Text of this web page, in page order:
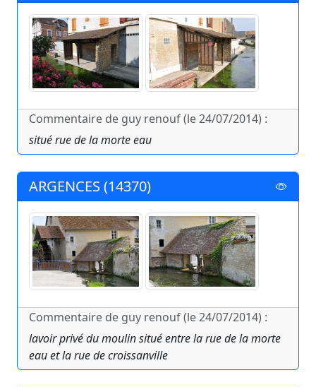
Commentaire de guy renouf (le 24/07/2014) :
situé rue de la morte eau
ARGENCES (14370)
Commentaire de guy renouf (le 24/07/2014) :
lavoir privé du moulin situé entre la rue de la morte
eau et la rue de croissanville